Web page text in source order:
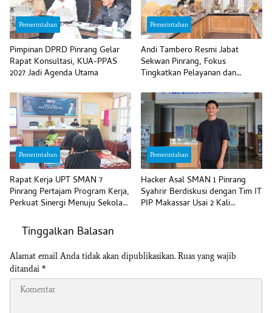
Pemerintahan
Pimpinan DPRD Pinrang Gelar
Rapat Konsultasi, KUA-PPAS
2027 Jadi Agenda Utama
Pemerintahan
Andi Tambero Resmi Jabat
Sekwan Pinrang, Fokus
Tingkatkan Pelayanan dan
Pemerintahan
Rapat Kerja UPT SMAN 7
Pinrang Pertajam Program Kerja,
Perkuat Sinergi Menuju Sekolah
Pemerintahan
Hacker Asal SMAN 1 Pinrang
Syahrir Berdiskusi dengan Tim IT
PIP Makassar Usai 2 Kali
Tinggalkan Balasan
Alamat email Anda tidak akan dipublikasikan. Ruas yang wajib
ditandai *